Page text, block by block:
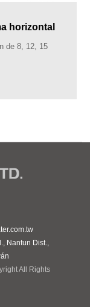
horizontal
de 8, 12, 15
Nantun Dist.,
All Rights